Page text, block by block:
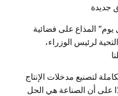
جديدة
يوم” المذاع على فضائية
لرئيس الوزراء،
لتصنيع مدخلات الإنتاج
على أن الصناعة هي الحل